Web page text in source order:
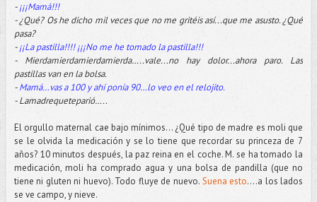
-¡¡¡Mamá!!!
- ¿Qué? Os he dicho mil veces que no me gritéis así...que me asusto. ¿Qué
pasa?
-¡¡La pastilla!!!! ¡¡¡No me he tomado la pastilla!!!
- Mierdamierdamierdamierda…..vale...no hay dolor...ahora paro. Las
pastillas van en la bolsa.
-Mamá…vas a 100 y ahí ponía 90…lo veo en el relojito.
- Lamadrequeteparió…..
El orgullo maternal cae bajo mínimos... ¿Qué tipo de madre es moli que
se le olvida la medicación y se lo tiene que recordar su princeza de 7
años? 10 minutos después, la paz reina en el coche. M. se ha tomado la
medicación, moli ha comprado agua y una bolsa de pandilla (que no
tiene ni gluten ni huevo). Todo fluye de nuevo. Suena esto….a los lados
se ve campo, y nieve.